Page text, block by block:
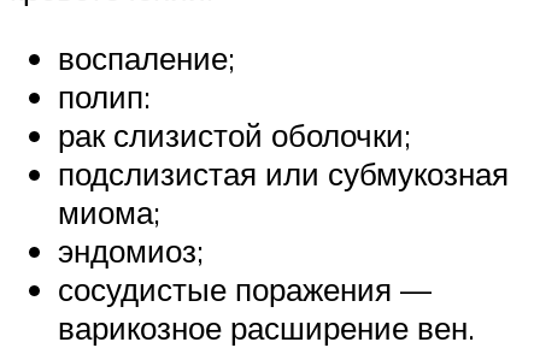
воспаление;
полип:
рак слизистой оболочки;
подслизистая или субмукозная
миома;
эндомиоз;
сосудистые поражения —
варикозное расширение вен.